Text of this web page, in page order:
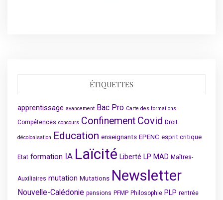
ÉTIQUETTES
apprentissage avancement Bac Pro Carte des formations
Compétences concours Confinement Covid Droit
décolonisation Education enseignants EPENC esprit critique
Etat formation IA Laïcité Liberté LP MAD Maîtres-
Auxiliaires mutation Mutations Newsletter
Nouvelle-Calédonie pensions PFMP Philosophie PLP rentrée